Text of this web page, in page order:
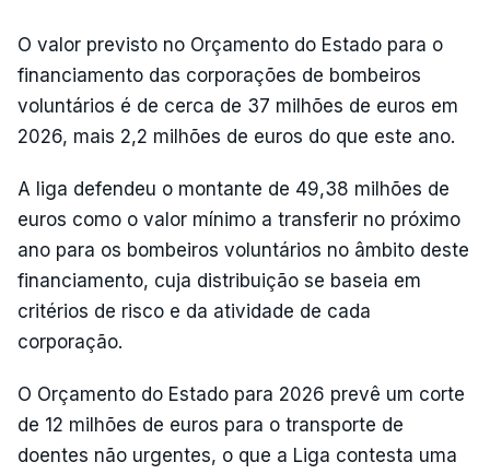
O valor previsto no Orçamento do Estado para o
financiamento das corporações de bombeiros
voluntários é de cerca de 37 milhões de euros em
2026, mais 2,2 milhões de euros do que este ano.
A liga defendeu o montante de 49,38 milhões de
euros como o valor mínimo a transferir no próximo
ano para os bombeiros voluntários no âmbito deste
financiamento, cuja distribuição se baseia em
critérios de risco e da atividade de cada
corporação.
O Orçamento do Estado para 2026 prevê um corte
de 12 milhões de euros para o transporte de
doentes não urgentes, o que a Liga contesta uma